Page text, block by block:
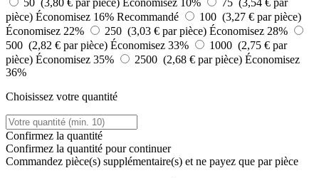
pièce) Économisez 16% Recommandé
100 (3,27 € par pièce)
Économisez 22%
250 (3,03 € par pièce) Économisez 28%
500 (2,82 € par pièce) Économisez 33%
1000 (2,75 € par
pièce) Économisez 35% 2500 (2,68 € par pièce) Économisez
36%
Choisissez votre quantité
Confirmez la quantité
Confirmez la quantité pour continuer
Commandez pièce(s) supplémentaire(s) et ne payez que par pièce